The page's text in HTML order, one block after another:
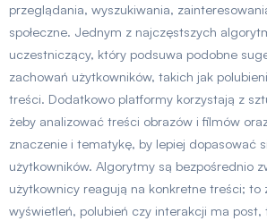
przeglądania, wyszukiwania,
społeczne. Jednym z najczęstszych
uczestniczący, który podsuwa podobne
zachowań użytkowników, takich jak
treści. Dodatkowo platformy korzystają z
żeby analizować treści obrazów i filmów
znaczenie i tematykę, by lepiej dopasować
użytkowników. Algorytmy są bezpośrednio
użytkownicy reagują na konkretne treści; to
wyświetleń, polubień czy interakcji ma post,